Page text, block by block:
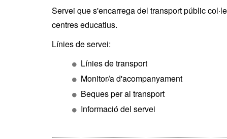
Servei que s'encarrega del transport públic
centres educatius.
Línies de servei:
Línies de transport
Monitor/a d'acompanyament
Beques per al transport
Informació del servei